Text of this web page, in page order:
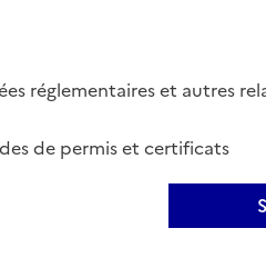
réglementaires et autres
de permis et certificats